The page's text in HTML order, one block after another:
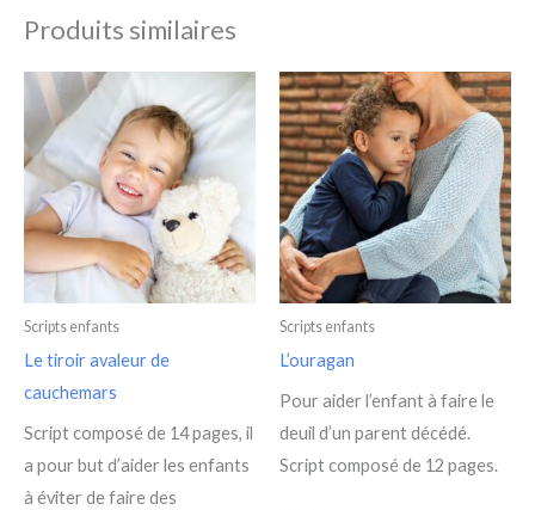
Produits similaires
Scripts enfants
Le tiroir avaleur de
cauchemars
Script composé de 14 pages, il
a pour but d’aider les enfants
à éviter de faire des
Scripts enfants
L’ouragan
Pour aider l’enfant à faire le
deuil d’un parent décédé.
Script composé de 12 pages.